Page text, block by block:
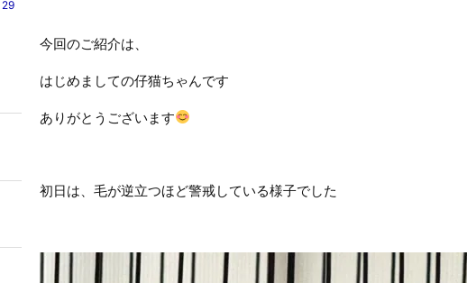
今回のご紹介は、
はじめましての仔猫ちゃんです
ありがとうございます
初日は、毛が逆立つほど警戒している様子でした
29